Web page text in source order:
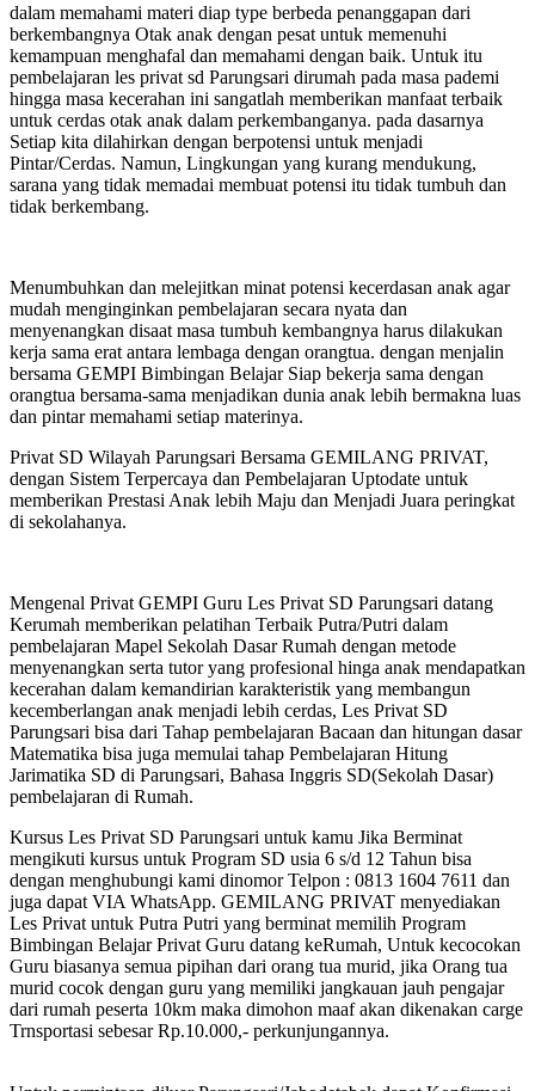
dalam memahami materi diap type berbeda penanggapan dari
berkembangnya Otak anak dengan pesat untuk memenuhi
kemampuan menghafal dan memahami dengan baik. Untuk itu
pembelajaran les privat sd Parungsari dirumah pada masa pademi
hingga masa kecerahan ini sangatlah memberikan manfaat terbaik
untuk cerdas otak anak dalam perkembanganya. pada dasarnya
Setiap kita dilahirkan dengan berpotensi untuk menjadi
Pintar/Cerdas. Namun, Lingkungan yang kurang mendukung,
sarana yang tidak memadai membuat potensi itu tidak tumbuh dan
tidak berkembang.
Menumbuhkan dan melejitkan minat potensi kecerdasan anak agar
mudah menginginkan pembelajaran secara nyata dan
menyenangkan disaat masa tumbuh kembangnya harus dilakukan
kerja sama erat antara lembaga dengan orangtua. dengan menjalin
bersama GEMPI Bimbingan Belajar Siap bekerja sama dengan
orangtua bersama-sama menjadikan dunia anak lebih bermakna luas
dan pintar memahami setiap materinya.
Privat SD Wilayah Parungsari Bersama GEMILANG PRIVAT,
dengan Sistem Terpercaya dan Pembelajaran Uptodate untuk
memberikan Prestasi Anak lebih Maju dan Menjadi Juara peringkat
di sekolahanya.
Mengenal Privat GEMPI Guru Les Privat SD Parungsari datang
Kerumah memberikan pelatihan Terbaik Putra/Putri dalam
pembelajaran Mapel Sekolah Dasar Rumah dengan metode
menyenangkan serta tutor yang profesional hinga anak mendapatkan
kecerahan dalam kemandirian karakteristik yang membangun
kecemberlangan anak menjadi lebih cerdas, Les Privat SD
Parungsari bisa dari Tahap pembelajaran Bacaan dan hitungan dasar
Matematika bisa juga memulai tahap Pembelajaran Hitung
Jarimatika SD di Parungsari, Bahasa Inggris SD(Sekolah Dasar)
pembelajaran di Rumah.
Kursus Les Privat SD Parungsari untuk kamu Jika Berminat
mengikuti kursus untuk Program SD usia 6 s/d 12 Tahun bisa
dengan menghubungi kami dinomor Telpon : 0813 1604 7611 dan
juga dapat VIA WhatsApp. GEMILANG PRIVAT menyediakan
Les Privat untuk Putra Putri yang berminat memilih Program
Bimbingan Belajar Privat Guru datang keRumah, Untuk kecocokan
Guru biasanya semua pipihan dari orang tua murid, jika Orang tua
murid cocok dengan guru yang memiliki jangkauan jauh pengajar
dari rumah peserta 10km maka dimohon maaf akan dikenakan carge
Trnsportasi sebesar Rp.10.000,- perkunjungannya.